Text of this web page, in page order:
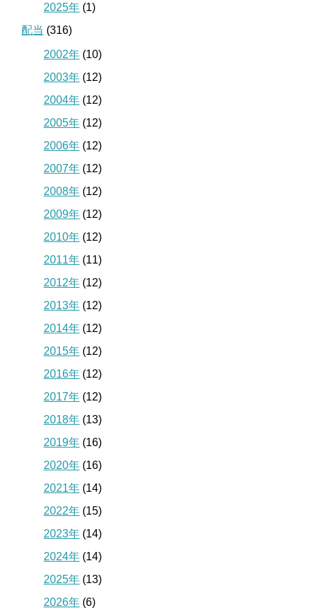
2025年 (1)
配当 (316)
2002年 (10)
2003年 (12)
2004年 (12)
2005年 (12)
2006年 (12)
2007年 (12)
2008年 (12)
2009年 (12)
2010年 (12)
2011年 (11)
2012年 (12)
2013年 (12)
2014年 (12)
2015年 (12)
2016年 (12)
2017年 (12)
2018年 (13)
2019年 (16)
2020年 (16)
2021年 (14)
2022年 (15)
2023年 (14)
2024年 (14)
2025年 (13)
2026年 (6)